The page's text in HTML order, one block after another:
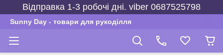
Відправка 1-3 робочі дні. viber 0687525798
Sunny Day - товари для рукоділля